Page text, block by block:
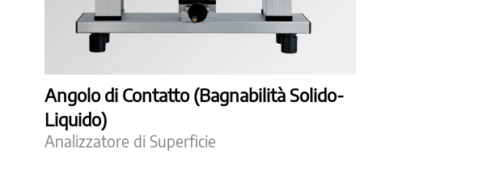
Angolo di Contatto (Bagnabilità Solido-
Liquido)
Analizzatore di Superficie